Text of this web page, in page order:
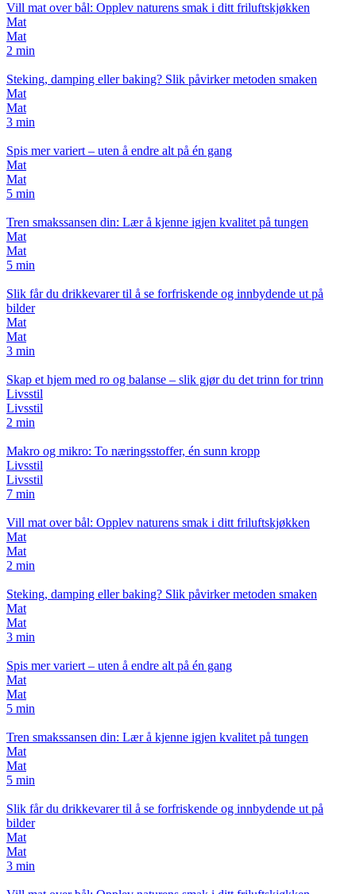
Vill mat over bål: Opplev naturens smak i ditt friluftskjøkken
Mat
Mat
2 min
Steking, damping eller baking? Slik påvirker metoden smaken
Mat
Mat
3 min
Spis mer variert – uten å endre alt på én gang
Mat
Mat
5 min
Tren smakssansen din: Lær å kjenne igjen kvalitet på tungen
Mat
Mat
5 min
Slik får du drikkevarer til å se forfriskende og innbydende ut på
bilder
Mat
Mat
3 min
Skap et hjem med ro og balanse – slik gjør du det trinn for trinn
Livsstil
Livsstil
2 min
Makro og mikro: To næringsstoffer, én sunn kropp
Livsstil
Livsstil
7 min
Vill mat over bål: Opplev naturens smak i ditt friluftskjøkken
Mat
Mat
2 min
Steking, damping eller baking? Slik påvirker metoden smaken
Mat
Mat
3 min
Spis mer variert – uten å endre alt på én gang
Mat
Mat
5 min
Tren smakssansen din: Lær å kjenne igjen kvalitet på tungen
Mat
Mat
5 min
Slik får du drikkevarer til å se forfriskende og innbydende ut på
bilder
Mat
Mat
3 min